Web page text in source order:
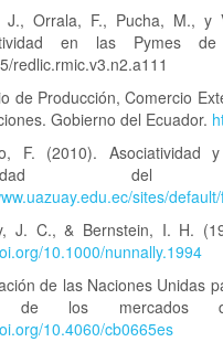
J., Orrala, F., Pucha, M., y
en las Pymes
redlic.rmic.v3.n2.a111
de Producción, Comercio
Gobierno del Ecuador.
F. (2010).
sites/
J. C., & Bernstein, I. H.
10.1000/nunnally.1994
de las Naciones Unidas
de los mercados
10.4060/cb0665es